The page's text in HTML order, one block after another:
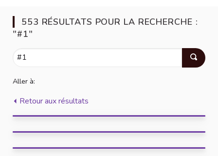
553 RÉSULTATS POUR LA RECHERCHE :
"#1"
Aller à:
Retour aux résultats